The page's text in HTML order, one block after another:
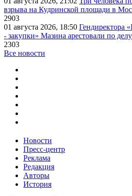
взрыва на Кудринской площади в
2903
01 августа 2026, 18:50 Гендиректора
- закупки» Мазина арестовали по
2303
Все новости
Новости
Пресс-центр
Реклама
Редакция
Авторы
История